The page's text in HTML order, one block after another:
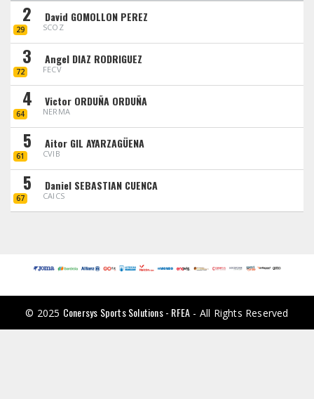
2
29
David GOMOLLON PEREZ
SCOZ
3
72
Angel DIAZ RODRIGUEZ
FECV
4
64
Victor ORDUÑA ORDUÑA
NERMA
5
61
Aitor GIL AYARZAGÜENA
CVIB
5
67
Daniel SEBASTIAN CUENCA
CAICS
© 2025 Conersys Sports Solutions - RFEA - All Rights Reserved